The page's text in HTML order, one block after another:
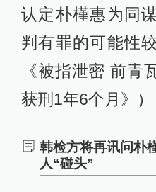
认定朴槿惠为同
判有罪的可能性
《被指泄密 前青
获刑1年6个月》）
韩检方将再讯问朴
人“碰头”